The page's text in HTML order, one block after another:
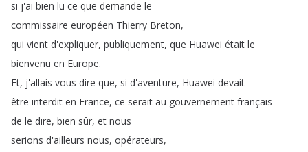
si j'ai bien lu ce que demande le
commissaire européen Thierry Breton,
qui vient d'expliquer, publiquement, que Huawei était le
bienvenu en Europe.
Et, j'allais vous dire que, si d'aventure, Huawei devait
être interdit en France, ce serait au gouvernement français
de le dire, bien sûr, et nous
serions d'ailleurs nous, opérateurs,